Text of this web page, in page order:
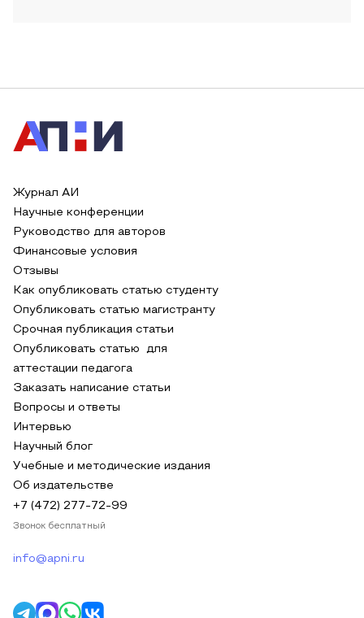
Журнал АИ
Научные конференции
Руководство для авторов
Финансовые условия
Отзывы
Как опубликовать статью студенту
Опубликовать статью магистранту
Срочная публикация статьи
Опубликовать статью для
аттестации педагога
Заказать написание статьи
Вопросы и ответы
Интервью
Научный блог
Учебные и методические издания
Об издательстве
+7 (472) 277-72-99
Звонок бесплатный
info@apni.ru